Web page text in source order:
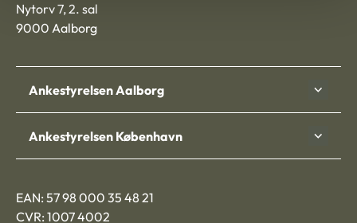
Nytorv 7, 2. sal
9000 Aalborg
Ankestyrelsen Aalborg
Ankestyrelsen København
EAN: 57 98 000 35 48 21
CVR: 1007 4002